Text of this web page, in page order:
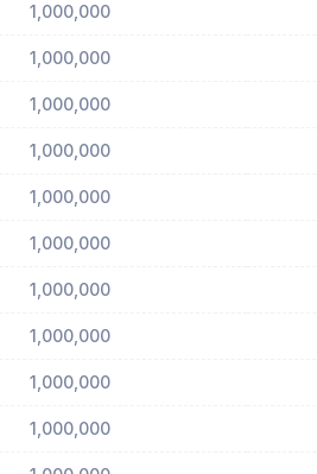
1,000,000
1,000,000
1,000,000
1,000,000
1,000,000
1,000,000
1,000,000
1,000,000
1,000,000
1,000,000